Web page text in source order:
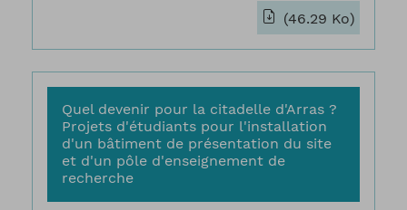
(46.29 Ko)
Quel devenir pour la citadelle d'Arras ?
Projets d'étudiants pour l'installation
d'un bâtiment de présentation du site
et d'un pôle d'enseignement de
recherche